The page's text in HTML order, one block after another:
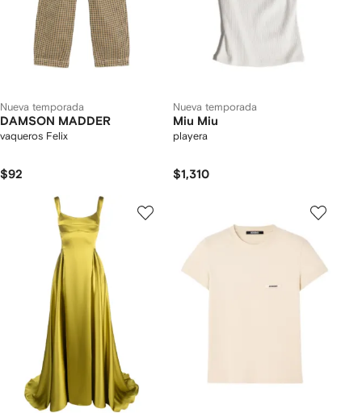
Nueva temporada
DAMSON MADDER
vaqueros Felix
$92
Nueva temporada
Miu Miu
playera
$1,310